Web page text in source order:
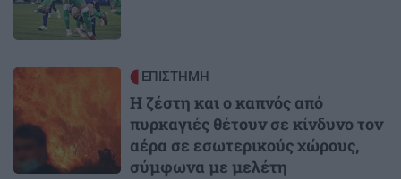
ΕΠΙΣΤΗΜΗ
Η ζέστη και ο καπνός από
πυρκαγιές θέτουν σε κίνδυνο τον
αέρα σε εσωτερικούς χώρους,
σύμφωνα με μελέτη